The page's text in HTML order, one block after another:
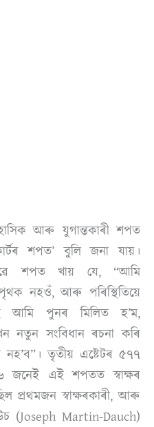
আৰু যুগান্তকাৰী শপত
শপত’ বুলি জনা যায়।
শপত খায় যে, “আমি
পৃথক নহওঁ, আৰু পৰিস্থিতিয়ে
আমি পুনৰ মিলিত হ’ম,
নতুন সংবিধান ৰচনা কৰি
নহ’ব”। তৃতীয় এষ্টেটৰ ৫৭৭
জনেই এই শপতত স্বাক্ষৰ
প্ৰথমজন স্বাক্ষৰকাৰী, আৰু
(Joseph Martin-Dauch)